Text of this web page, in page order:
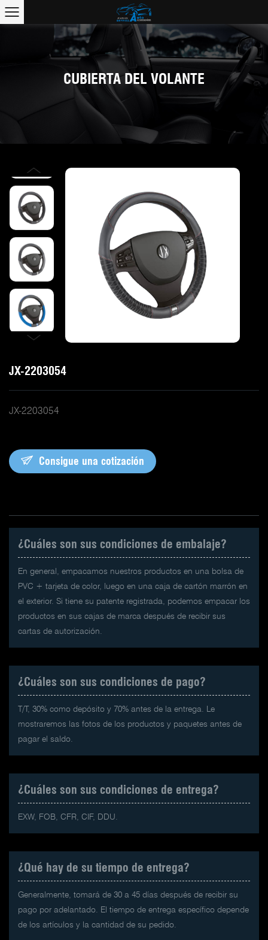
CUBIERTA DEL VOLANTE
JX-2203054
JX-2203054
Consigue una cotización
¿Cuáles son sus condiciones de embalaje?
En general, empacamos nuestros productos en una bolsa de
PVC + tarjeta de color, luego en una caja de cartón marrón en
el exterior. Si tiene su patente registrada, podemos empacar los
productos en sus cajas de marca después de recibir sus
cartas de autorización.
¿Cuáles son sus condiciones de pago?
T/T, 30% como depósito y 70% antes de la entrega. Le
mostraremos las fotos de los productos y paquetes antes de
pagar el saldo.
¿Cuáles son sus condiciones de entrega?
EXW, FOB, CFR, CIF, DDU.
¿Qué hay de su tiempo de entrega?
Generalmente, tomará de 30 a 45 días después de recibir su
pago por adelantado. El tiempo de entrega específico depende
de los artículos y la cantidad de su pedido.